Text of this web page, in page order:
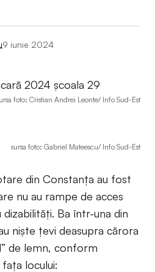
9 iunie 2024
foto: Cristian Andrei Leonte/ Info Sud-Est
sursa foto: Gabriel Mateescu/ Info Sud-Est
din Constanța au fost
nu au rampe de acces
Ba într-una din
niște țevi deasupra cărora
de lemn, conform
locului: